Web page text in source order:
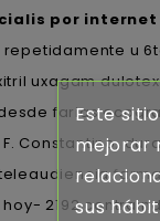
por internet
u
uxagam
farias
Constantino,
2192
Este
mejorar
sus